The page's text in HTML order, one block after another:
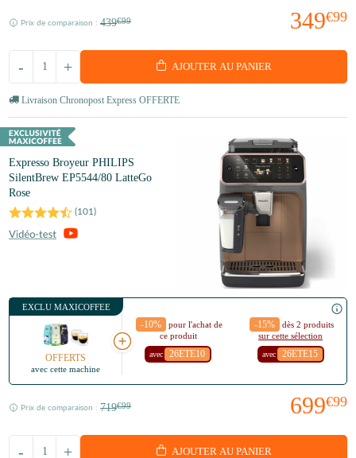
349€99
Prix de comparaison : 439€99
+
- AJOUTER AU PANIER
Livraison Chronopost Express OFFERTE
Expresso Broyeur PHILIPS
SilentBrew EP5544/80 LatteGo
Rose
(101)
EXCLU MAXICOFFEE
OFFERTS
avec cette machine
-10%
pour l'achat de
ce produit
avec 26ETE10
-15%
dès 2 produits
sur cette sélection
avec 26ETE15
699€99
Prix de comparaison : 719€99
+
- AJOUTER AU PANIER